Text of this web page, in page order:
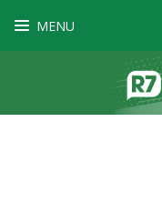
MENU